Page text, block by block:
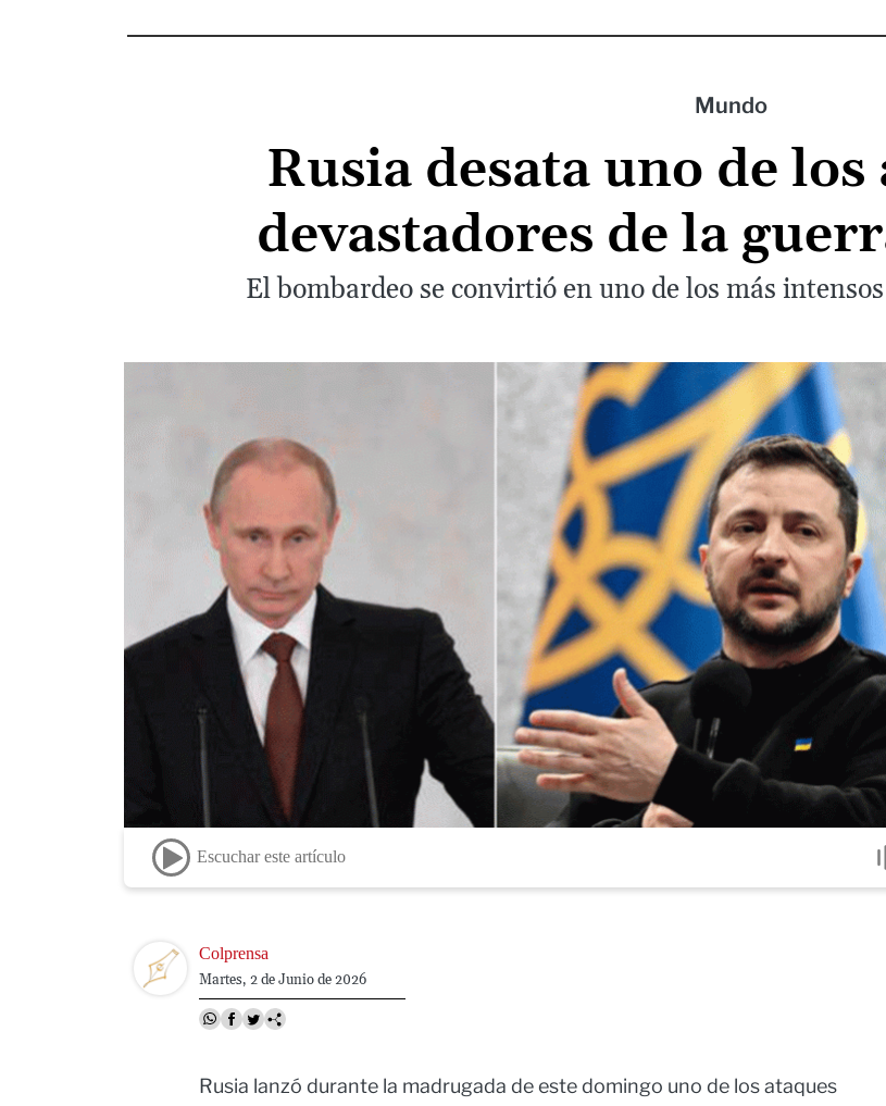
Mundo
Rusia desata uno de los
devastadores de la
El bombardeo se convirtió en uno de los más
Escuchar este artículo
Image Colprensa
Martes, 2 de Junio de 2026
Rusia lanzó durante la madrugada de este domingo uno de los ataques